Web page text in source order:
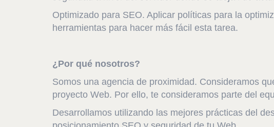
Optimizado para SEO. Aplicar políticas para la
herramientas para hacer más fácil esta tarea.
¿Por qué nosotros?
Somos una agencia de proximidad. Consideramos
proyecto Web. Por ello, te consideramos parte del
Desarrollamos utilizando las mejores prácticas del